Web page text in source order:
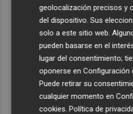
geolocalización precisos y
del dispositivo. Sus
solo a este sitio web.
pueden basarse en el
lugar del consentimiento;
oponerse enConfiguración
Puede retirar su
cualquier momento en
cookies .Política de